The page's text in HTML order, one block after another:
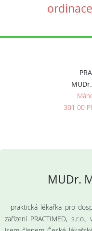
301 00
MUDr.
- praktická lékařka pro
zařízení PRACTIMED,